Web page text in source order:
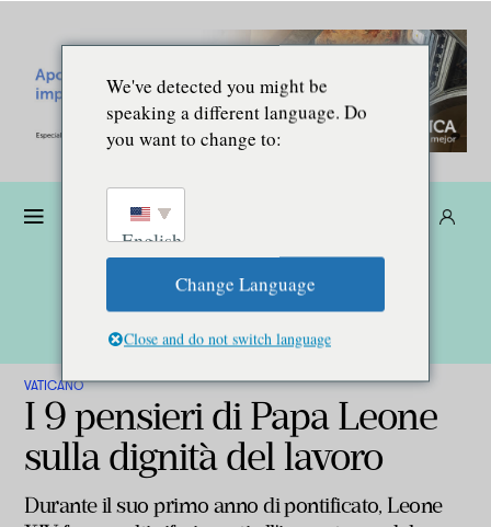
VATICANO
I 9 pensieri di Papa Leone
sulla dignità del lavoro
Durante il suo primo anno di pontificato, Leone
We've detected you might be
speaking a different language. Do
you want to change to:
English
Change Language
Close and do not switch language